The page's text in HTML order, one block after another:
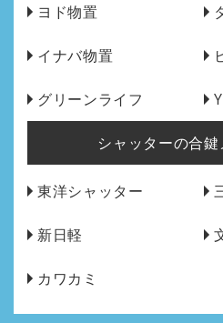
ヨド物置
イナバ物置
グリーンライフ
シャッターの合
東洋シャッター
新日軽
カワカミ